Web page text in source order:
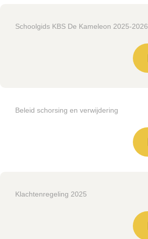
Schoolgids KBS De Kameleon 2025-2026
Beleid schorsing en verwijdering
Klachtenregeling 2025